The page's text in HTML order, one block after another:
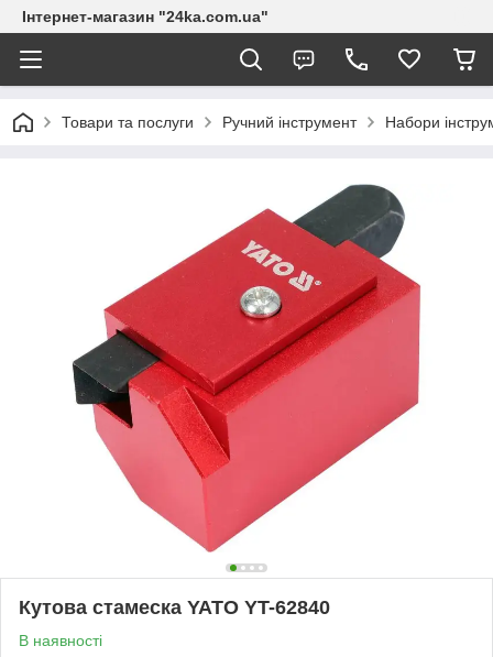
Інтернет-магазин "24ka.com.ua"
Товари та послуги Ручний інструмент Набори
Кутова стамеска YATO YT-62840
В наявності